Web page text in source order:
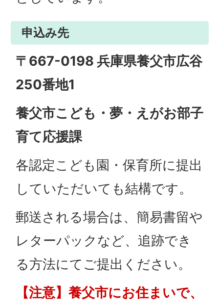
申込み先
〒667-0198 兵庫県養父市広谷
250番地1
養父市こども・夢・えがお部子
育て応援課
各認定こども園・保育所に提出
していただいても結構です。
郵送される場合は、簡易書留や
レターパックなど、追跡でき
る方法にてご提出ください。
【注意】養父市にお住まいで、